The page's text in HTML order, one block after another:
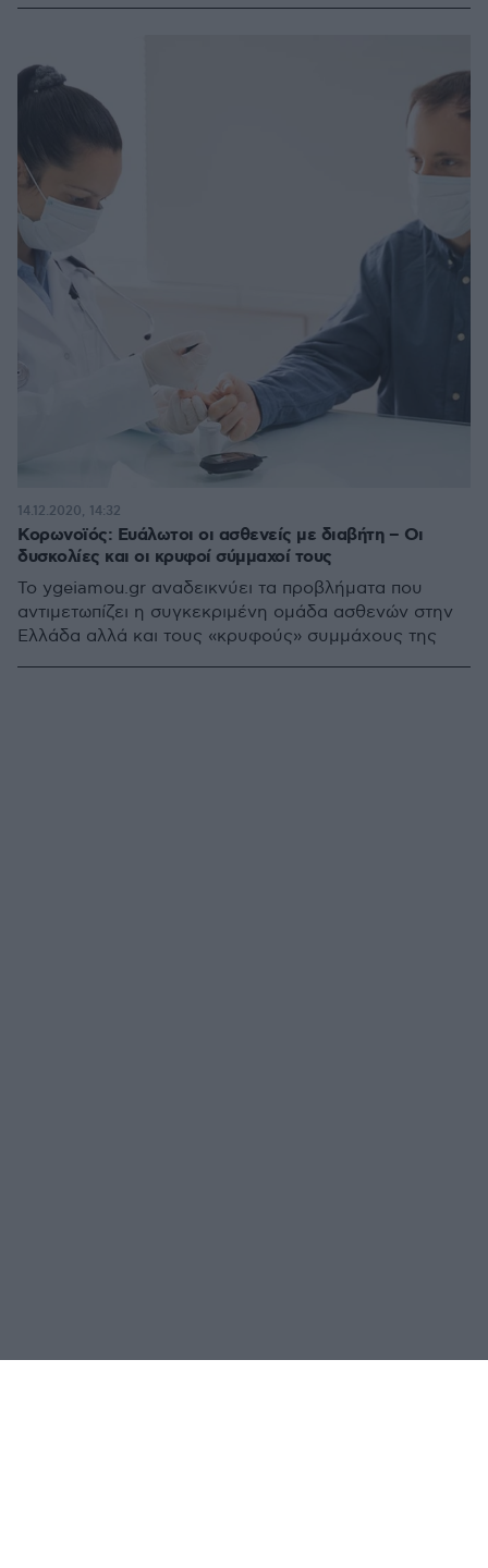
Κορωνοϊός: Ευάλωτοι οι ασθενείς με διαβήτη – Οι
δυσκολίες και οι κρυφοί σύμμαχοί τους
Το ygeiamou.gr αναδεικνύει τα προβλήματα που
αντιμετωπίζει η συγκεκριμένη ομάδα ασθενών στην
Ελλάδα αλλά και τους «κρυφούς» συμμάχους της
14.12.2020, 14:32